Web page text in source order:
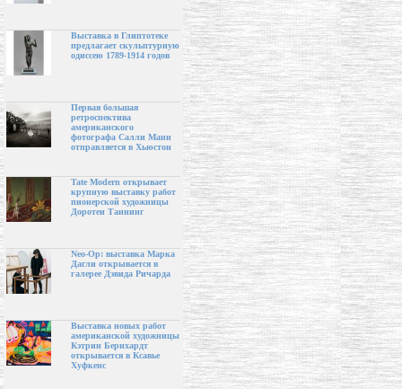
Выставка в Глиптотеке
предлагает скульптурную
одиссею 1789-1914 годов
Первая большая
ретроспектива
американского
фотографа Салли Манн
отправляется в Хьюстон
Tate Modern открывает
крупную выставку работ
пионерской художницы
Доротеи Таннинг
Neo-Op: выставка Марка
Дагли открывается в
галерее Дэвида Ричарда
Выставка новых работ
американской художницы
Кэтрин Бернхардт
открывается в Ксавье
Хуфкенс